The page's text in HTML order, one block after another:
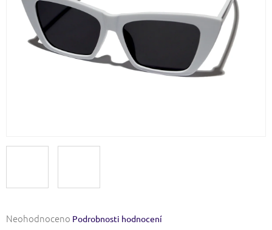
Průměrné
Neohodnoceno Podrobnosti hodnocení